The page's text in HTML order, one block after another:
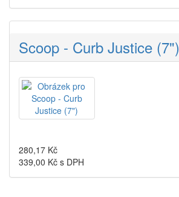
Scoop - Curb Justice (7")
280,17 Kč
339,00 Kč s DPH